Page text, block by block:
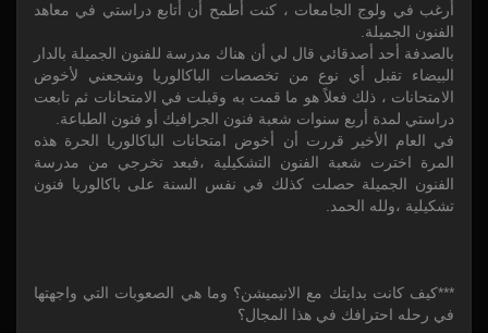
أرغب في ولوج الجامعات ، كنت أطمح أن أتابع دراستي في معاهد
الفنون الجميلة.
بالصدفة أحد أصدقائي قال لي أن هناك مدرسة للفنون الجميلة بالدار
البيضاء تقبل أي نوع من تخصصات الباكالوريا وشجعني لأخوض
الامتحانات ، ذلك فعلاً هو ما قمت به وقبلت في الامتحانات ثم تابعت
دراستي لمدة أربع سنوات شعبة فنون الجرافيك أو فنون الطباعة.
في العام الأخير قررت أن أخوض امتحانات الباكالوريا الحرة هذه
المرة اخترت شعبة الفنون التشكيلية ،فبعد تخرجي من مدرسة
الفنون الجميلة حصلت كذلك في نفس السنة على باكالوريا فنون
تشكيلية ،ولله الحمد.
***كيف كانت بدايتك مع الانيميشن؟ وما هي الصعوبات التي واجهتها
في رحله احترافك في هذا المجال؟